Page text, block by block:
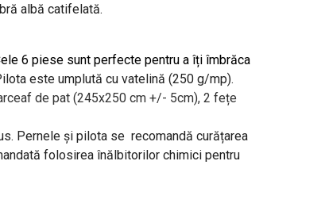
albă catifelată.
6 piese sunt perfecte pentru a îți îmbrăca
este umplută cu vatelină (250 g/mp).
de pat (245x250 cm +/- 5cm), 2 fețe
Pernele și pilota se recomandă curățarea
folosirea înălbitorilor chimici pentru